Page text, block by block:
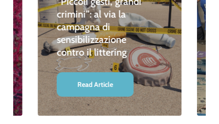
crimini”: al via la
campagna di
sensibilizzazione
contro il littering
Read Article